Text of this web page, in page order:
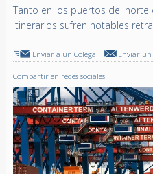
Tanto en los puertos del norte
itinerarios sufren notables
Enviar a un Colega Enviar
Compartir en redes sociales